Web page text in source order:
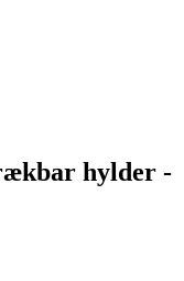
hylder -